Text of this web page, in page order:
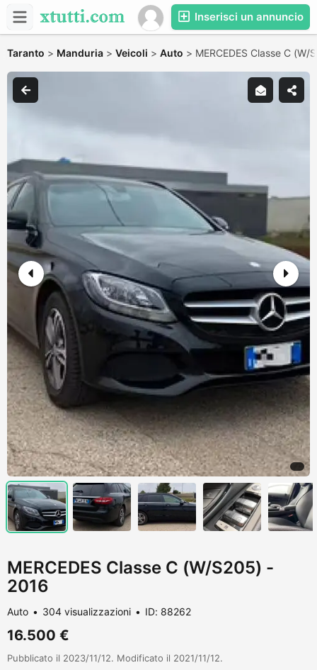
Inserisci un annuncio
Taranto > Manduria > Veicoli > Auto > MERCEDES Classe C
MERCEDES Classe C (W/S205) -
2016
Auto 304 visualizzazioni ID: 88262
16.500 €
Pubblicato il 2023/11/12. Modificato il 2021/11/12.